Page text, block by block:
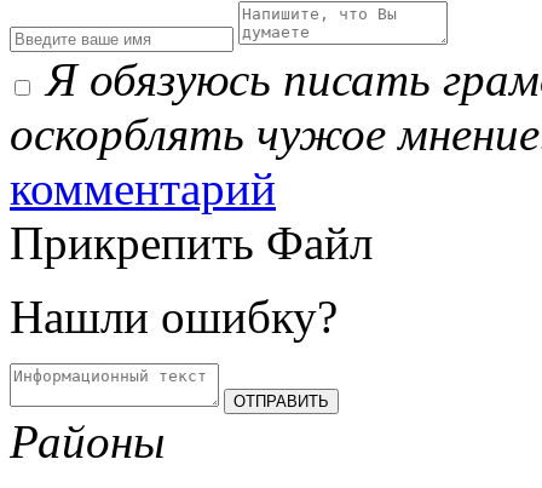
Я обязуюсь писать
оскорблять чужое
комментарий
Прикрепить Файл
Нашли ошибку?
Районы